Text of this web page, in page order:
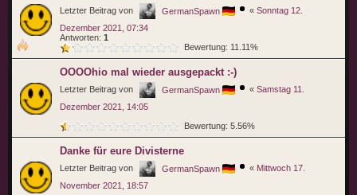
Letzter Beitrag von GermanSpawn « Sonntag 12.
Dezember 2021, 07:34
Antworten: 1
Bewertung: 11.11%
OOOOhio mal wieder ausgepackt :-)
Letzter Beitrag von GermanSpawn « Samstag 11.
Dezember 2021, 14:05
Bewertung: 5.56%
Danke für eure Divisterne
Letzter Beitrag von GermanSpawn « Mittwoch 17.
November 2021, 18:57